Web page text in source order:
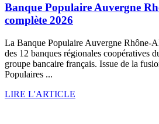
Banque Populaire Auvergne
complète 2026
La Banque Populaire Auvergne Rhône-
des 12 banques régionales coopératives
groupe bancaire français. Issue de la
Populaires ...
LIRE L'ARTICLE